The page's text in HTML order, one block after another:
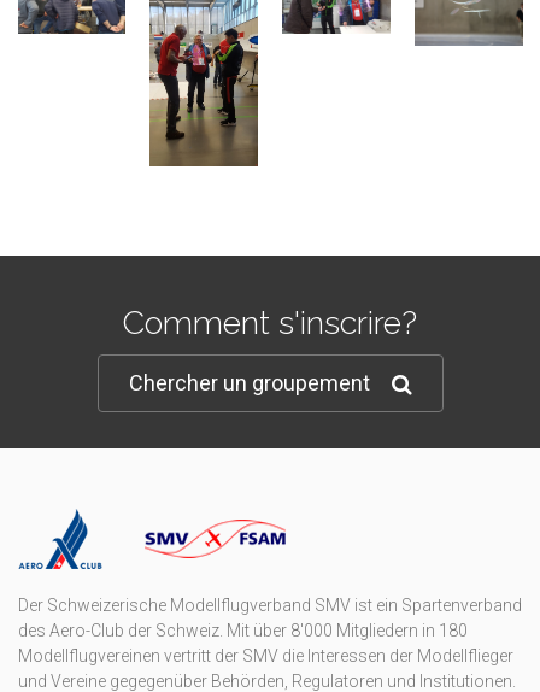
Comment s'inscrire?
Chercher un groupement
Der Schweizerische Modellflugverband SMV ist ein Spartenverband
des Aero-Club der Schweiz. Mit über 8'000 Mitgliedern in 180
Modellflugvereinen vertritt der SMV die Interessen der Modellflieger
und Vereine gegegenüber Behörden, Regulatoren und Institutionen.